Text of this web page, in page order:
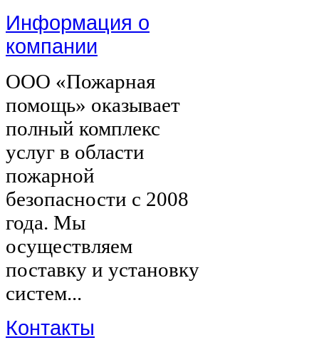
Информация о
компании
ООО «Пожарная
помощь» оказывает
полный комплекс
услуг в области
пожарной
безопасности с 2008
года. Мы
осуществляем
поставку и установку
систем...
Контакты